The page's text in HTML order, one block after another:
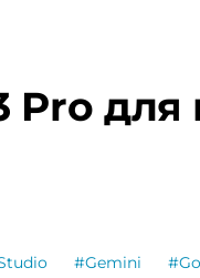
для
#Gemini